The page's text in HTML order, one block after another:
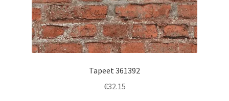
Tapeet 361392
€32.15